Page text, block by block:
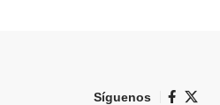
Síguenos